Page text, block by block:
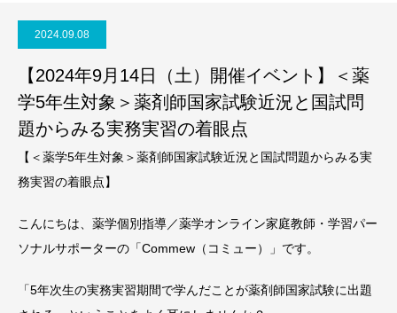
2024.09.08
【2024年9月14日（土）開催イベント】＜薬
学5年生対象＞薬剤師国家試験近況と国試問
題からみる実務実習の着眼点
【＜薬学5年生対象＞薬剤師国家試験近況と国試問題からみる実
務実習の着眼点】
こんにちは、薬学個別指導／薬学オンライン家庭教師・学習パー
ソナルサポーターの「Commew（コミュー）」です。
「5年次生の実務実習期間で学んだことが薬剤師国家試験に出題